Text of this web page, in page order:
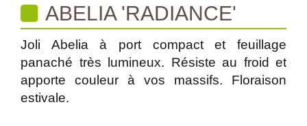
ABELIA 'RADIANCE'
Joli Abelia à port compact et feuillage
panaché très lumineux. Résiste au froid et
apporte couleur à vos massifs. Floraison
estivale.